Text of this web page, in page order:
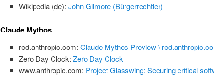
Wikipedia (de): John Gilmore (Bürgerrechtler)
Claude Mythos
red.anthropic.com: Claude Mythos Preview \
Zero Day Clock: Zero Day Clock
www.anthropic.com: Project Glasswing: Securing critical